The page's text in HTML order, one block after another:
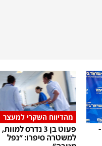
מהדיווח השקרי למעצר
פעוט בן 3 נדרס למוות,
למשטרה סיפרו: "נפל